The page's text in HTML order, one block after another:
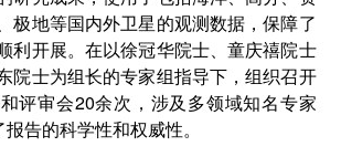
极地等国内外卫星的观测数据，保障了
利开展。在以徐冠华院士、童庆禧院士
院士为组长的专家组指导下，组织召开
评审会20余次，涉及多领域知名专家
告的科学性和权威性。